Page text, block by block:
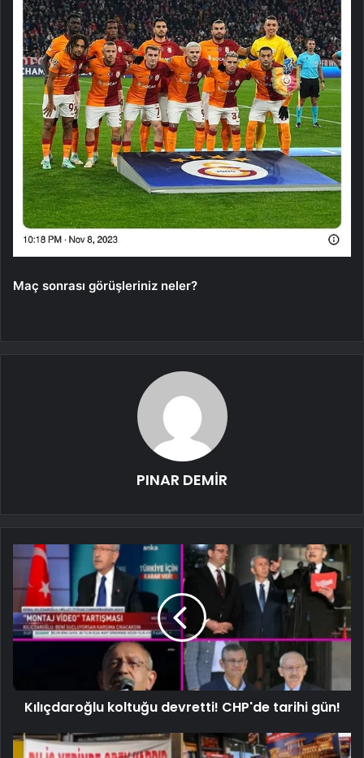
Maç sonrası görüşleriniz neler?
PINAR DEMİR
Kılıçdaroğlu koltuğu devretti! CHP'de tarihi gün!